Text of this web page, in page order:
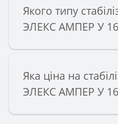
Якого типу
ЭЛЕКС АМПЕР У
Яка ціна на
ЭЛЕКС АМПЕР У